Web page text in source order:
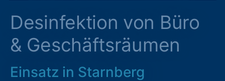
Desinfektion von Büro
& Geschäftsräumen
Einsatz in Starnberg